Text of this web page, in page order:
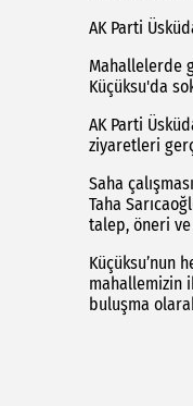
AK Parti
Mahallelerde
Küçüksu'da
AK Parti
ziyaretleri
Saha
Taha
talep, öneri
Küçüksu’nun
mahallemizin
buluşma